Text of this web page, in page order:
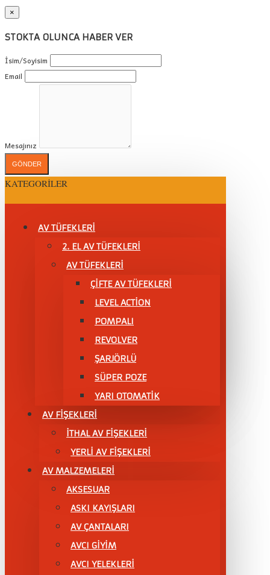
×
STOKTA OLUNCA HABER VER
İsim/Soyisim
Email
Mesajınız
GÖNDER
KATEGORILER
AV TÜFEKLERİ
2. EL AV TÜFEKLERİ
AV TÜFEKLERI
ÇIFTE AV TÜFEKLERI
LEVEL ACTİON
POMPALI
REVOLVER
ŞARJÖRLÜ
SÜPER POZE
YARI OTOMATİK
AV FİŞEKLERİ
İTHAL AV FİŞEKLERİ
YERLİ AV FİŞEKLERİ
AV MALZEMELERİ
AKSESUAR
ASKI KAYIŞLARI
AV ÇANTALARI
AVCI GİYİM
AVCI YELEKLERİ